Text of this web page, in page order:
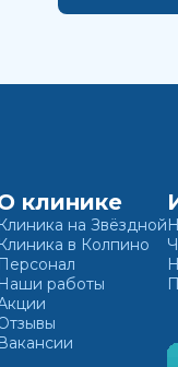
клинике
Клиника на Звёздной
Клиника в Колпино
Персонал
Наши работы
Вакансии